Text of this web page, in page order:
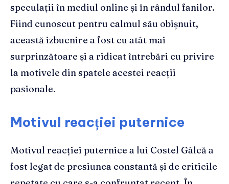
speculații în mediul online și în rândul fanilor.
Fiind cunoscut pentru calmul său obișnuit,
această izbucnire a fost cu atât mai
surprinzătoare și a ridicat întrebări cu privire
la motivele din spatele acestei reacții
pasionale.
Motivul reacției puternice
Motivul reacției puternice a lui Costel Gâlcă a
fost legat de presiunea constantă și de criticile